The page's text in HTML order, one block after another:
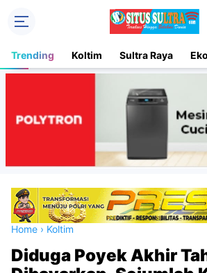
Trending Koltim Sultra Raya
Home › Koltim
Diduga Poyek Akhir